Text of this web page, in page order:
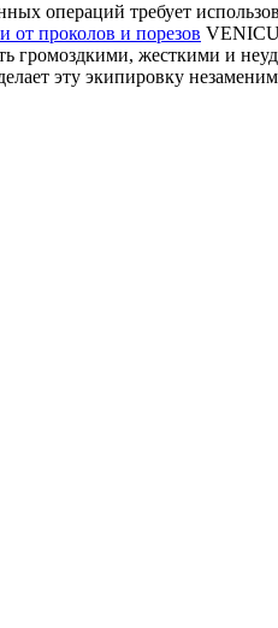
операций требует
от проколов и порезов
жесткими и
эту экипировку